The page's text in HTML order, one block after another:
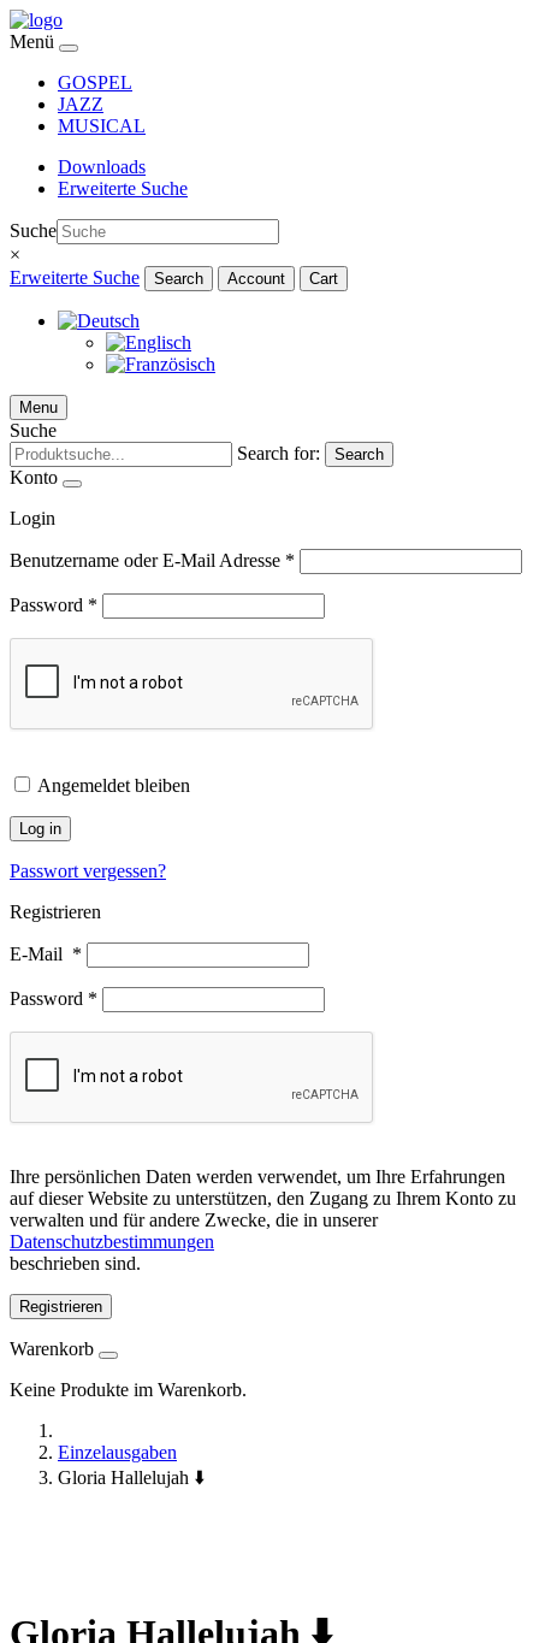
Menü
GOSPEL
JAZZ
MUSICAL
Downloads
Erweiterte Suche
Suche
×
Erweiterte Suche
Search Account Cart
Menu
Suche
Search for:
Search
Konto
Login
Benutzername oder E-Mail Adresse *
Password *
Angemeldet bleiben
Log in
Passwort vergessen?
Registrieren
E-Mail *
Password *
Ihre persönlichen Daten werden verwendet, um Ihre Erfahrungen
auf dieser Website zu unterstützen, den Zugang zu Ihrem Konto zu
verwalten und für andere Zwecke, die in unserer
Datenschutzbestimmungen
beschrieben sind.
Registrieren
Warenkorb
Keine Produkte im Warenkorb.
Einzelausgaben
Gloria Hallelujah ⬇️
Gloria Hallelujah ⬇️